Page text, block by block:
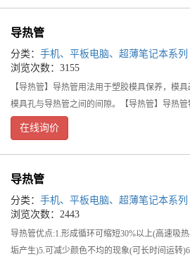
导热管
分类： 手机、平板电脑、超薄笔记本系列
浏览次数：3155
【导热管】导热管用法用于塑胶模具保养，模
模具孔与导热管之间的间隙。【导热管】导热
在线询价
导热管
分类： 手机、平板电脑、超薄笔记本系列
浏览次数：2443
导热管优点:1.形成循环可缩短30%以上(高速吸
垢产生)5.可减少颜色不均的现象(可长时间运转